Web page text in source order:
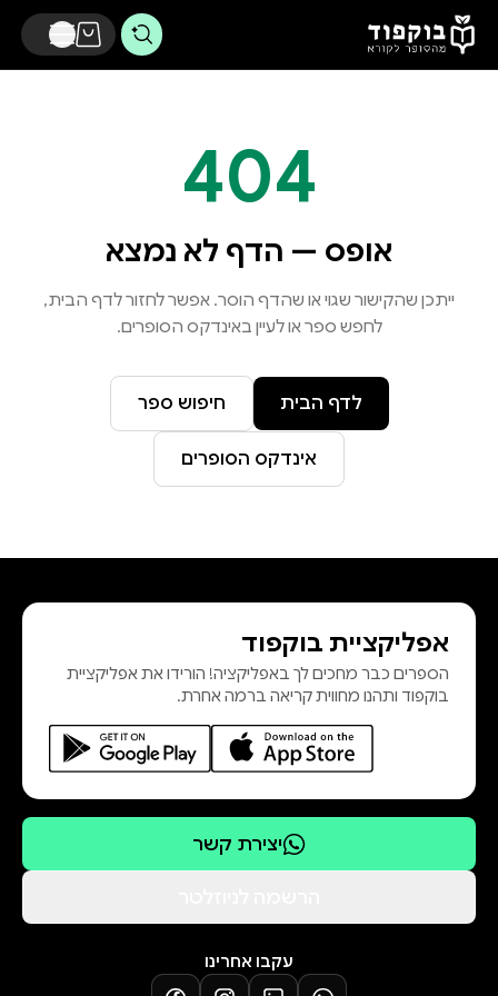
דלג לתוכן הראשי
404
אופס — הדף לא נמצא
ייתכן שהקישור שגוי או שהדף הוסר. אפשר לחזור לדף הבית,
לחפש ספר או לעיין באינדקס הסופרים.
לדף הבית חיפוש ספר
אינדקס הסופרים
אפליקציית בוקפוד
הספרים כבר מחכים לך באפליקציה! הורידו את אפליקציית
בוקפוד ותהנו מחווית קריאה ברמה אחרת.
יצירת קשר
עקבו אחרינו